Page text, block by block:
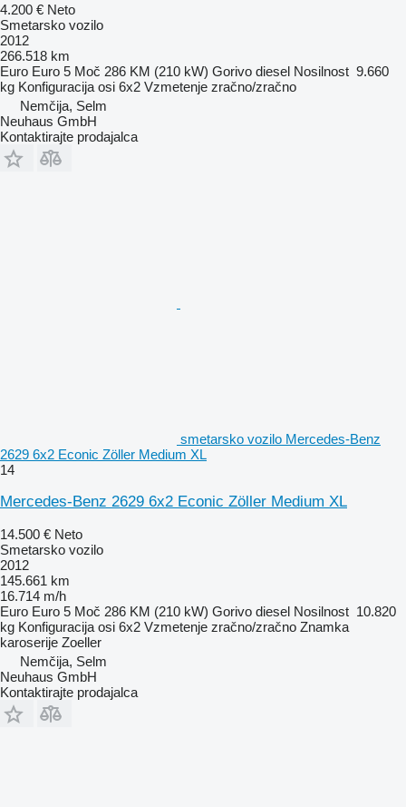
4.200 € Neto
Smetarsko vozilo
2012
266.518 km
Euro Euro 5 Moč 286 KM (210 kW) Gorivo diesel Nosilnost 9.660
kg Konfiguracija osi 6x2 Vzmetenje zračno/zračno
Nemčija, Selm
Neuhaus GmbH
Kontaktirajte prodajalca
smetarsko vozilo Mercedes-Benz
2629 6x2 Econic Zöller Medium XL
14
Mercedes-Benz 2629 6x2 Econic Zöller Medium XL
14.500 € Neto
Smetarsko vozilo
2012
145.661 km
16.714 m/h
Euro Euro 5 Moč 286 KM (210 kW) Gorivo diesel Nosilnost 10.820
kg Konfiguracija osi 6x2 Vzmetenje zračno/zračno Znamka
karoserije Zoeller
Nemčija, Selm
Neuhaus GmbH
Kontaktirajte prodajalca